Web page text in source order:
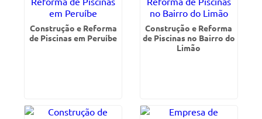
Construção e Reforma
de Piscinas em Peruíbe
Construção e Reforma
de Piscinas no Bairro do
Limão